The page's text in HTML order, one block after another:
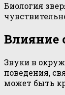
Биология
Влияние
Звуки в
поведения,
может быть